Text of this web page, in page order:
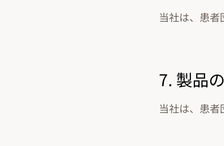
当社は、患者
7. 製品
当社は、患者